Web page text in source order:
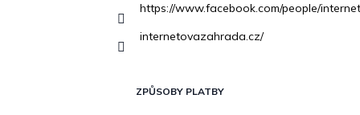
https://www.facebook.com/people/
internetovazahrada.cz/
ZPŮSOBY PLATBY